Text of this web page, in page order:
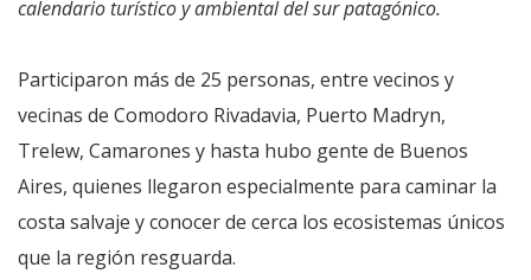
calendario turístico y ambiental del sur patagónico.
Participaron más de 25 personas, entre vecinos y
vecinas de Comodoro Rivadavia, Puerto Madryn,
Trelew, Camarones y hasta hubo gente de Buenos
Aires, quienes llegaron especialmente para caminar la
costa salvaje y conocer de cerca los ecosistemas únicos
que la región resguarda.